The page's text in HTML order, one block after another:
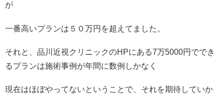
が
一番高いプランは５０万円を超えてました。
それと、品川近視クリニックのHPにある7万5000円ででき
るプランは施術事例が年間に数例しかなく
現在はほぼやってないということで、それを期待していか